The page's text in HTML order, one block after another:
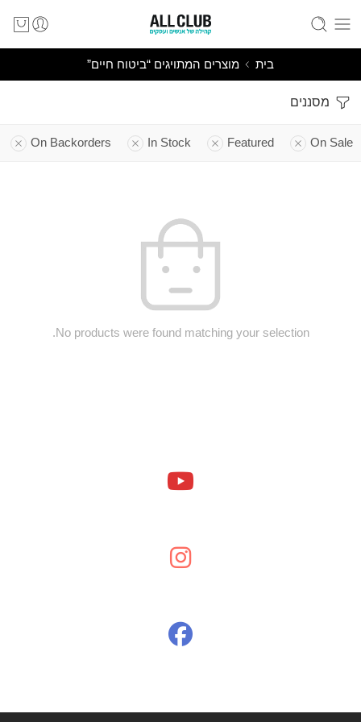
בית מוצרים המתויגים “ביטוח חיים”
מסננים
On Sale
Featured
In Stock
On Backorders
No products were found matching your selection.